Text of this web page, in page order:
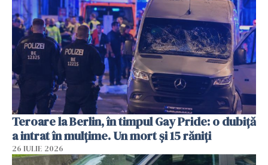
Teroare la Berlin, în timpul Gay Pride: o dubiță
a intrat în mulțime. Un mort și 15 răniți
26 IULIE 2026